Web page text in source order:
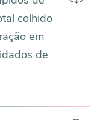
colhido
em
de